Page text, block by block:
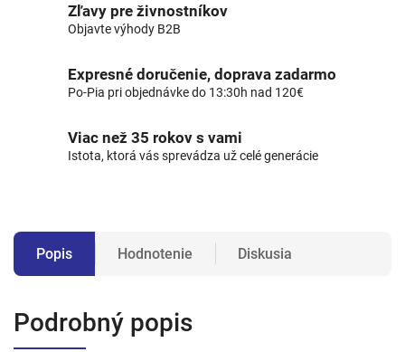
Zľavy pre živnostníkov
Objavte výhody B2B
Expresné doručenie, doprava zadarmo
Po-Pia pri objednávke do 13:30h nad 120€
Viac než 35 rokov s vami
Istota, ktorá vás sprevádza už celé generácie
Popis Hodnotenie Diskusia
Podrobný popis